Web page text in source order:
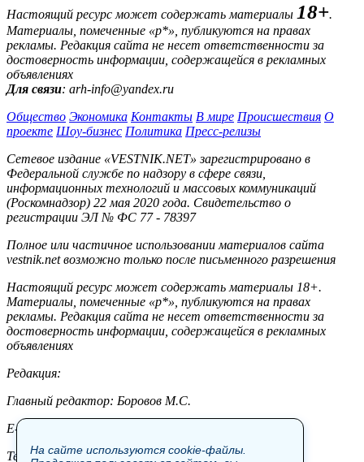
Настоящий ресурс может содержать материалы 18+.
Материалы, помеченные «р*», публикуются на правах
рекламы. Редакция сайта не несет ответственности за
достоверность информации, содержащейся в рекламных
объявлениях
Для связи: arh-info@yandex.ru
Общество Экономика Контакты В мире Происшествия О
проекте Шоу-бизнес Политика Пресс-релизы
Сетевое издание «VESTNIK.NET» зарегистрировано в
Федеральной службе по надзору в сфере связи,
информационных технологий и массовых коммуникаций
(Роскомнадзор) 22 мая 2020 года. Свидетельство о
регистрации ЭЛ № ФС 77 - 78397
Полное или частичное использовании материалов сайта
vestnik.net возможно только после письменного разрешения
Настоящий ресурс может содержать материалы 18+.
Материалы, помеченные «р*», публикуются на правах
рекламы. Редакция сайта не несет ответственности за
достоверность информации, содержащейся в рекламных
объявлениях
Редакция:
Главный редактор: Боровов М.С.
E-mail: site@vestnik.net, reb.msk@yandex.ru
Тел.: +7 (921) 720-00-97
На сайте используются cookie-файлы.